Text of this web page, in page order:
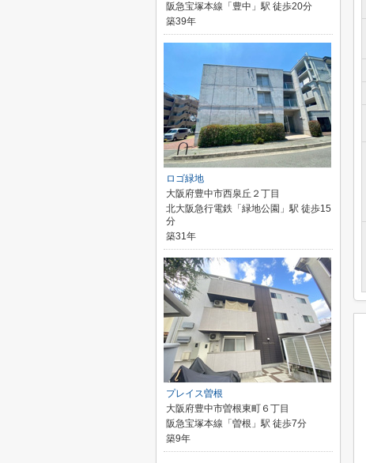
阪急宝塚本線「豊中」駅 徒歩20分
築39年
ロゴ緑地
大阪府豊中市西泉丘２丁目
北大阪急行電鉄「緑地公園」駅 徒歩15
分
築31年
プレイス曽根
大阪府豊中市曽根東町６丁目
阪急宝塚本線「曽根」駅 徒歩7分
築9年